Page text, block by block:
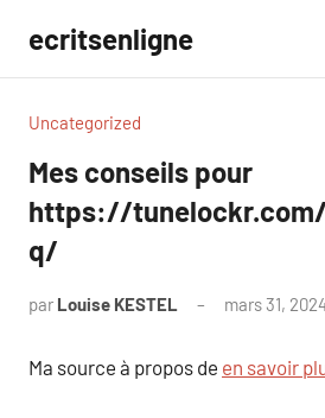
contenu
ecritsenligne
Uncategorized
Mes conseils pour
https://
q/
par Louise KESTEL mars 31,
Ma source à propos de en savoir